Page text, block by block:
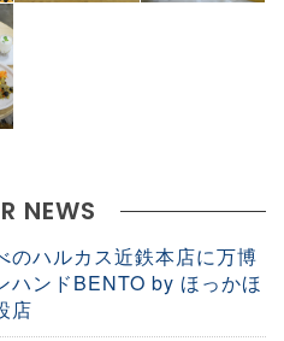
NEWS
のハルカス近鉄本店に万博
ハンドBENTO by ほっかほ
店